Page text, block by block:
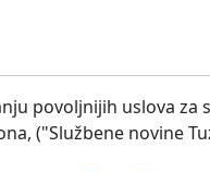
povoljnijih uslova za
("Službene novine